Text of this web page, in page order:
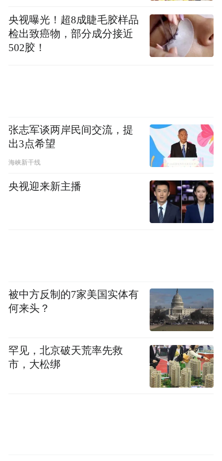
央视曝光！超8成睫毛胶样品
检出致癌物，部分成分接近
502胶！
张志军谈两岸民间交流，提
出3点希望
海峡新干线
央视迎来新主播
被中方反制的7家美国实体有
何来头？
罕见，北京破天荒率先救
市，大松绑